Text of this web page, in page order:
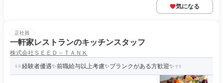
気になる
正社員
一軒家レストランのキッチンスタッフ
株式会社ＳＥＥＤ－ＴＡＮＫ
経験者優遇✨前職給与以上考慮✨ブランクがある方歓迎✨